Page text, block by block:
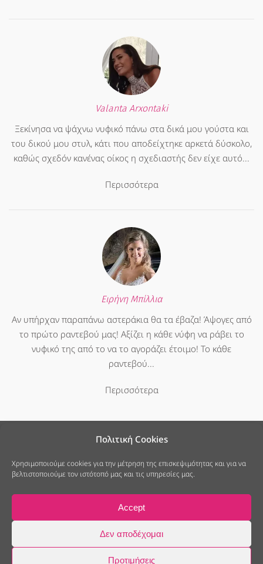
Πολιτική Cookies
Χρησιμοποιούμε cookies για την μέτρηση της επισκεψιμότητας και για να
βελτιστοποιούμε τον ιστότοπό μας και τις υπηρεσίες μας.
Accept
Δεν αποδέχομαι
Προτιμήσεις
Valanta Arxontaki
Ξεκίνησα να ψάχνω νυφικό πάνω στα δικά μου γούστα και
του δικού μου στυλ, κάτι που αποδείχτηκε αρκετά δύσκολο,
καθώς σχεδόν κανένας οίκος η σχεδιαστής δεν είχε αυτό...
Περισσότερα
Ειρήνη Μπίλλια
Αν υπήρχαν παραπάνω αστεράκια θα τα έβαζα! Άψογες από
το πρώτο ραντεβού μας! Αξίζει η κάθε νύφη να ράβει το
νυφικό της από το να το αγοράζει έτοιμο! Το κάθε
ραντεβού...
Περισσότερα
© 2014-2026 ModistraMou Νυφικά, all rights reserved.
Κατασκευή ΙστοσελίδωνWeb Builders